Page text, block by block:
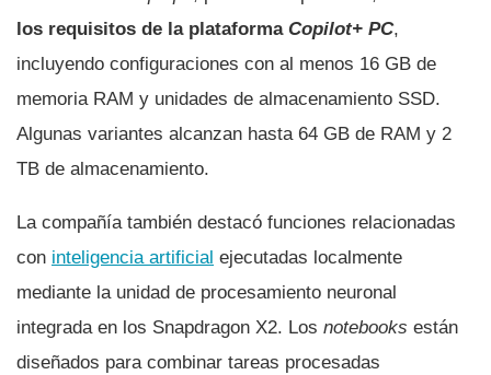
los requisitos de la plataforma Copilot+ PC,
incluyendo configuraciones con al menos 16 GB de
memoria RAM y unidades de almacenamiento SSD.
Algunas variantes alcanzan hasta 64 GB de RAM y 2
TB de almacenamiento.
La compañía también destacó funciones relacionadas
con inteligencia artificial ejecutadas localmente
mediante la unidad de procesamiento neuronal
integrada en los Snapdragon X2. Los notebooks están
diseñados para combinar tareas procesadas